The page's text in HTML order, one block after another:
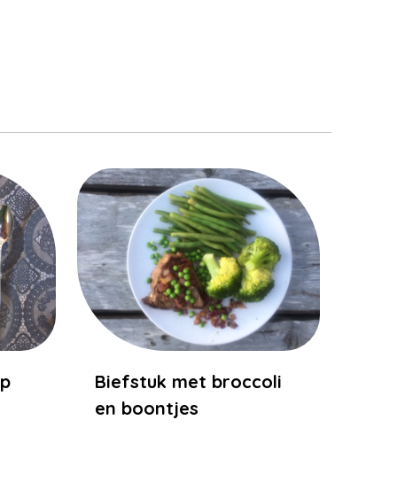
Biefstuk met broccoli
en boontjes